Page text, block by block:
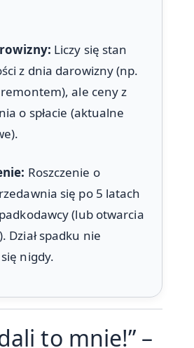
Liczy się stan
z dnia darowizny (np.
ale ceny z
o spłacie (aktualne
Roszczenie o
się po 5 latach
(lub otwarcia
Dział spadku nie
nigdy.
to mnie!” –